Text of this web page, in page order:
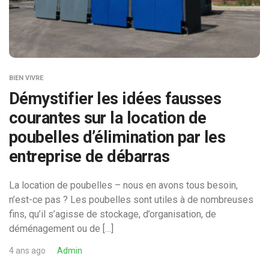
BIEN VIVRE
Démystifier les idées fausses
courantes sur la location de
poubelles d’élimination par les
entreprise de débarras
La location de poubelles – nous en avons tous besoin,
n’est-ce pas ? Les poubelles sont utiles à de nombreuses
fins, qu’il s’agisse de stockage, d’organisation, de
déménagement ou de […]
4 ans ago Admin